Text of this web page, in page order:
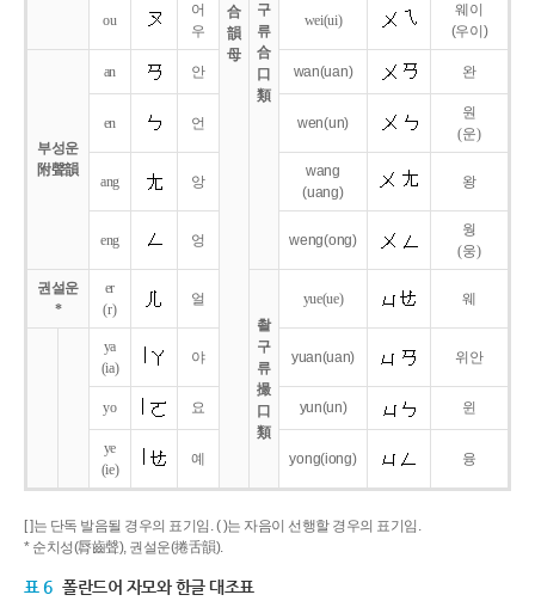
合
韻
母
구
류
合
口
類
ou
어
우
wei(ui)
웨이
(우이)
부성운
附聲韻
an 안 wan(uan) 완
en 언 wen(un)
원
(운)
ang 앙
wang
(uang)
왕
eng 엉 weng(ong)
웡
(웅)
권설운
*
er
(r)
얼
촬
구
류
撮
口
類
yue(ue) 웨
ya
(ia)
야 yuan(uan) 위안
yo 요 yun(un) 윈
ye
(ie)
예 yong(iong) 융
[ ]는 단독 발음될 경우의 표기임. ( )는 자음이 선행할 경우의 표기임.
* 순치성(脣齒聲), 권설운(捲舌韻).
표 6 폴란드어 자모와 한글 대조표